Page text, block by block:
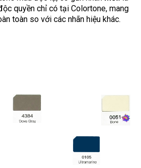
quyền chỉ có tại Colortone, mang
toàn so với các nhãn hiệu khác.